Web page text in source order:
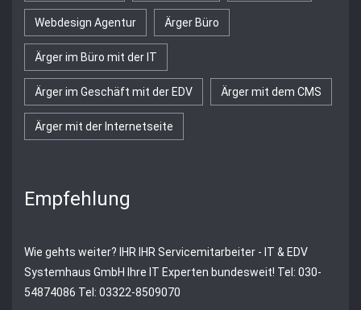
Webdesign Agentur Ärger Büro
Ärger im Büro mit der IT
Ärger im Geschäft mit der EDV Ärger mit dem CMS
Ärger mit der Internetseite
Empfehlung
Wie gehts weiter? IHR IHR Servicemitarbeiter - IT & EDV
Systemhaus GmbH
Ihre IT Experten bundesweit! Tel: 030-
54874086 Tel: 03322-8509070